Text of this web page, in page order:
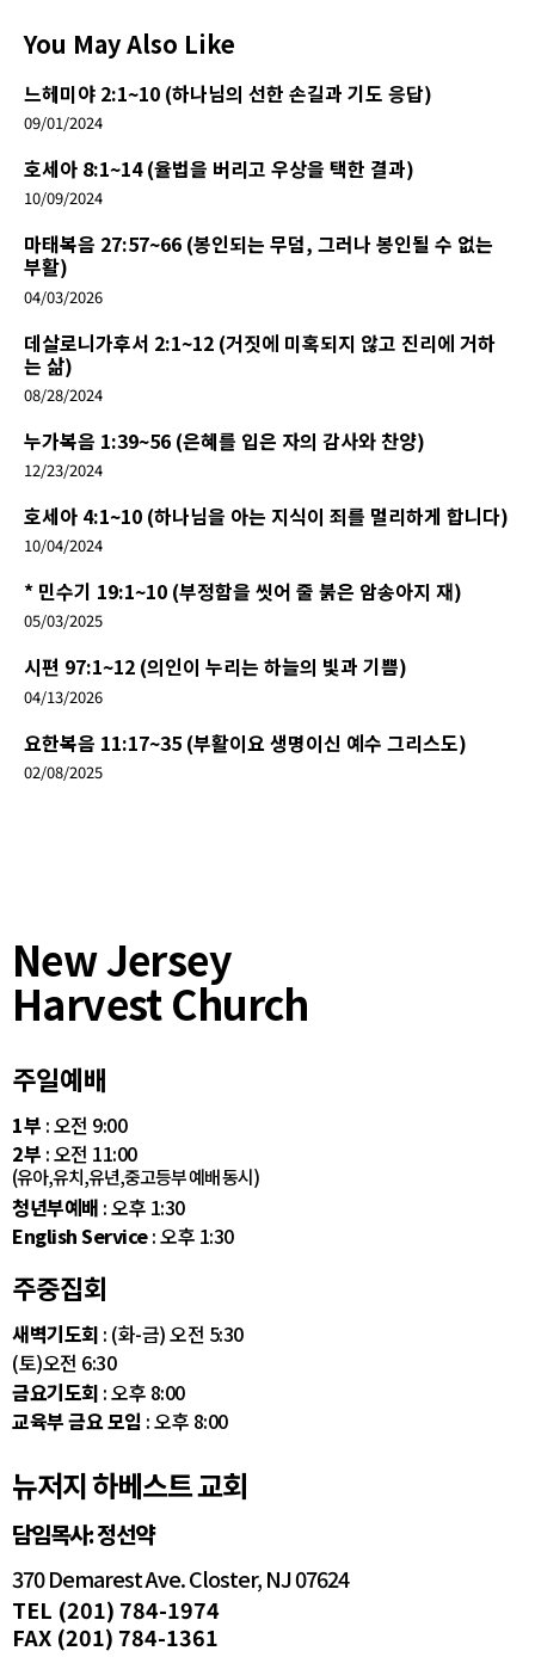
You May Also Like
느헤미야 2:1~10 (하나님의 선한 손길과 기도 응답)
09/01/2024
호세아 8:1~14 (율법을 버리고 우상을 택한 결과)
10/09/2024
마태복음 27:57~66 (봉인되는 무덤, 그러나 봉인될 수 없는
부활)
04/03/2026
데살로니가후서 2:1~12 (거짓에 미혹되지 않고 진리에 거하
는 삶)
08/28/2024
누가복음 1:39~56 (은혜를 입은 자의 감사와 찬양)
12/23/2024
호세아 4:1~10 (하나님을 아는 지식이 죄를 멀리하게 합니다)
10/04/2024
* 민수기 19:1~10 (부정함을 씻어 줄 붉은 암송아지 재)
05/03/2025
시편 97:1~12 (의인이 누리는 하늘의 빛과 기쁨)
04/13/2026
요한복음 11:17~35 (부활이요 생명이신 예수 그리스도)
02/08/2025
New Jersey
Harvest Church
주일예배
1부 : 오전 9:00
2부 : 오전 11:00
(유아,유치,유년,중고등부 예배 동시)
청년부예배 : 오후 1:30
English Service: 오후 1:30
주중집회
새벽기도회 : (화-금) 오전 5:30
(토)오전 6:30
금요기도회 : 오후 8:00
교육부 금요 모임 : 오후 8:00
뉴저지 하베스트 교회
담임목사: 정선약
370 Demarest Ave. Closter, NJ 07624
TEL (201) 784-1974
FAX (201) 784-1361